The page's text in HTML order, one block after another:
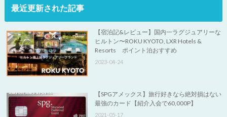
最近更新された記事
【宿泊記&レビュー】国内一ラグジュアリーな
ヒルトン〜ROKU KYOTO, LXR Hotels &
Resorts ポイント泊おすすめ
2023-04-24
【SPGアメックス】旅行好きなら絶対損はない
最強のカード【紹介入会で60,000P】
2021-05-17